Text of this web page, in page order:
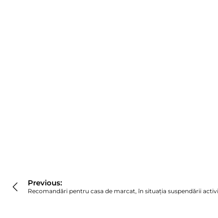
în
articole
Previous:
Recomandări pentru casa de marcat, în situația suspendării